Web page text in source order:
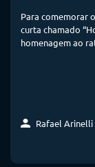
Para comemorar
curta chamado
homenagem ao
Rafael Arinelli